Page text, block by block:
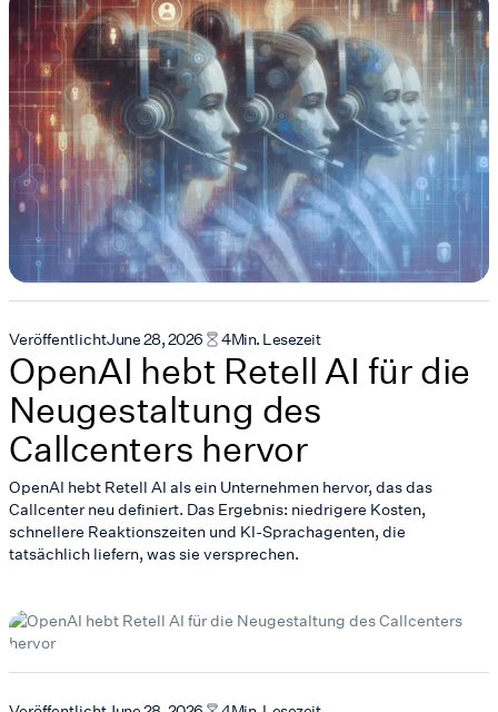
VeröffentlichtJune 28, 2026 4Min. Lesezeit
OpenAI hebt Retell AI für die
Neugestaltung des
Callcenters hervor
OpenAI hebt Retell AI als ein Unternehmen hervor, das das
Callcenter neu definiert. Das Ergebnis: niedrigere Kosten,
schnellere Reaktionszeiten und KI-Sprachagenten, die
tatsächlich liefern, was sie versprechen.